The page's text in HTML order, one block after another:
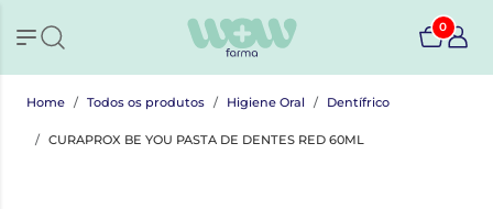
0
Home Todos os produtos Higiene Oral Dentífrico
CURAPROX BE YOU PASTA DE DENTES RED 60ML